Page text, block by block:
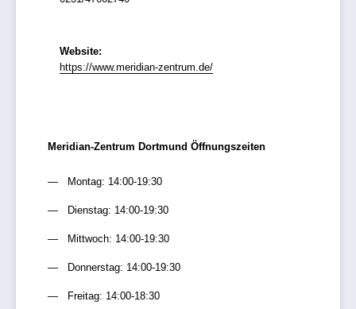
Website:
https://www.meridian-zentrum.de/
Meridian-Zentrum Dortmund Öffnungszeiten
Montag: 14:00-19:30
Dienstag: 14:00-19:30
Mittwoch: 14:00-19:30
Donnerstag: 14:00-19:30
Freitag: 14:00-18:30